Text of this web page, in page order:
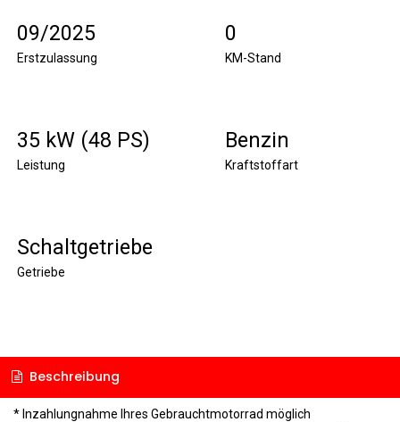
09/2025
Erstzulassung
0
KM-Stand
35 kW (48 PS)
Leistung
Benzin
Kraftstoffart
Schaltgetriebe
Getriebe
Beschreibung
* Inzahlungnahme Ihres Gebrauchtmotorrad möglich